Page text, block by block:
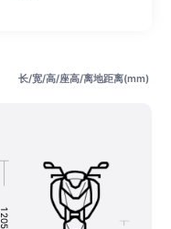
长/宽/高/座高/离地距离(mm)
1
2
0
5